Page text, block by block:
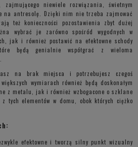
zajmującego niewiele rozwiązania, świetnym
na antresolę. Dzięki nim nie trzeba zajmować
też konieczności pozostawienia zbyt dużej
wybrać je zarówno spośród wygodnych w
jak i również postawić na efektowne schody
będą genialnie współgrać z wieloma
na brak miejsca i potrzebujesz czegoś
większych wymiarach również będą doskonałym
z metalu, jak i również wzbogacone o szklane
tych elementów w domu, obok których ciężko
efektowne i tworzą silny punkt wizualny